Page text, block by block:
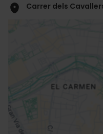
Carrer dels